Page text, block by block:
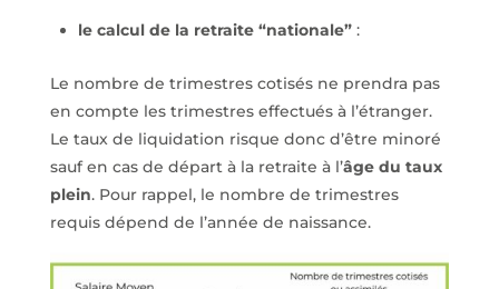
le calcul de la retraite “nationale”:
Le nombre de trimestres cotisés ne prendra pas
en compte les trimestres effectués à l’étranger.
Le taux de liquidation risque donc d’être minoré
sauf en cas de départ à la retraite à l’âge du taux
plein. Pour rappel, le nombre de trimestres
requis dépend de l’année de naissance.